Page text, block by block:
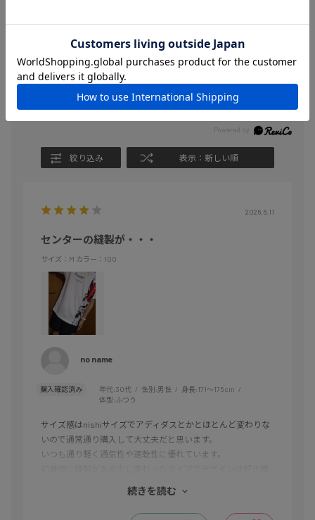
★ 4 (1)
★ 3 (0)
★ 2
1 (0)
絞り込み 表示：新しい順
2026.6.11
センターの縫製が・・・
サイズ：M カラー：100
no name
購入確認済み 年代:30代 性別:男性 身長:171～175cm
体型:ふつう
サイズ感はnishiサイズでアディダスとかとほとんど変わりな
いので通常通り購入して大丈夫だと思います。
いつも通り軽く通気性や速乾性に優れています。
ただ縫製部分が肌に擦れる感じが若干はあるのでそこは気に
なる人も居ると思いますよ！
続きを読む